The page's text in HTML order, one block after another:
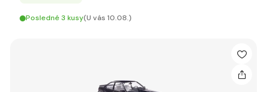
Posledné 3 kusy(U vás 10.08.)